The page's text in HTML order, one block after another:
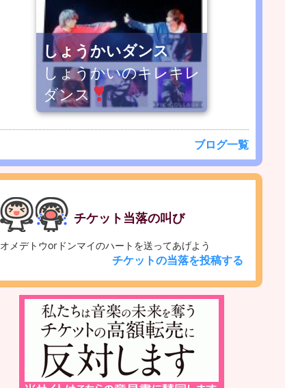
しょうかいダンス
しょうかいのキレキレ
ダンス
ブログ一覧
チケット当落の叫び
オメデトウorドンマイのハートを送ってあげよう
チケットの当落を投稿する